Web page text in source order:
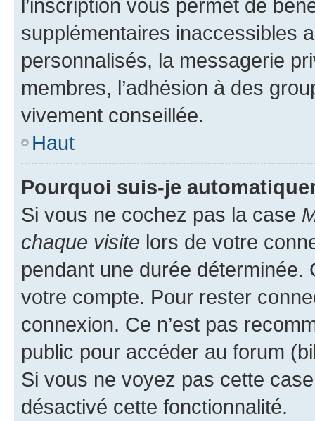
l’inscription vous permet de
supplémentaires inaccessibles
personnalisés, la messagerie
membres, l’adhésion à des
vivement conseillée.
Haut
Pourquoi suis-je
Si vous ne cochez pas la case
chaque visite lors de votre
pendant une durée déterminée.
votre compte. Pour rester
connexion. Ce n’est pas
public pour accéder au forum
Si vous ne voyez pas cette
désactivé cette fonctionnalité.